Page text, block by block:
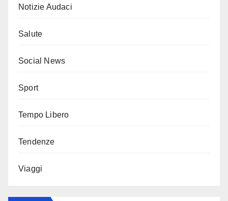
Notizie Audaci
Salute
Social News
Sport
Tempo Libero
Tendenze
Viaggi